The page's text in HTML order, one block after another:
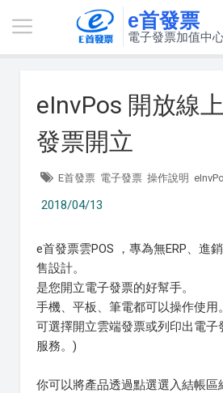
e首發票
電子發票加值中
eInvPos 開放線
發票開立
E首發票 電子發票 操作說明
2018/04/13
e首發票雲POS ，專為無ERP、進
售設計。
是您開立電子發票的好幫手。
手機、平板、筆電都可以操作使用。
可選擇開立雲端發票或列印出電子
服務。)
你可以將產品透過點選選入結帳區